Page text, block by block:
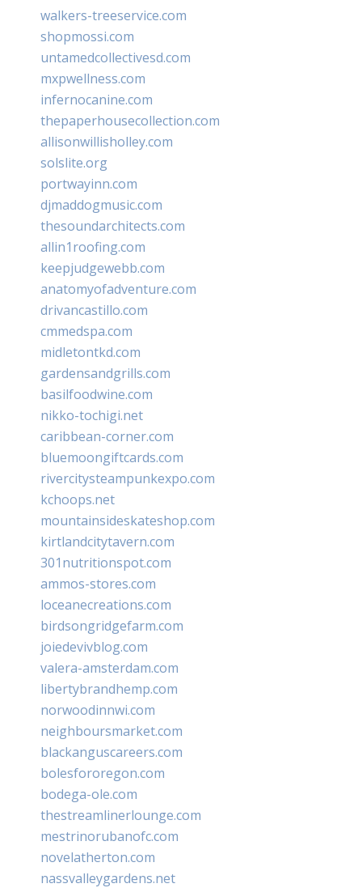
walkers-treeservice.com
shopmossi.com
untamedcollectivesd.com
mxpwellness.com
infernocanine.com
thepaperhousecollection.com
allisonwillisholley.com
solslite.org
portwayinn.com
djmaddogmusic.com
thesoundarchitects.com
allin1roofing.com
keepjudgewebb.com
anatomyofadventure.com
drivancastillo.com
cmmedspa.com
midletontkd.com
gardensandgrills.com
basilfoodwine.com
nikko-tochigi.net
caribbean-corner.com
bluemoongiftcards.com
rivercitysteampunkexpo.com
kchoops.net
mountainsideskateshop.com
kirtlandcitytavern.com
301nutritionspot.com
ammos-stores.com
loceanecreations.com
birdsongridgefarm.com
joiedevivblog.com
valera-amsterdam.com
libertybrandhemp.com
norwoodinnwi.com
neighboursmarket.com
blackanguscareers.com
bolesfororegon.com
bodega-ole.com
thestreamlinerlounge.com
mestrinorubanofc.com
novelatherton.com
nassvalleygardens.net